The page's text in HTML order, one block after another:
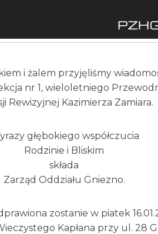
i żalem przyjęliśmy
nr 1, wieloletniego
Rewizyjnej Kazimierza Zamiara.
głębokiego współczucia
Rodzinie i Bliskim
składa
Zarząd Oddziału Gniezno.
zostanie w piatek
Kapłana przy ul. 28